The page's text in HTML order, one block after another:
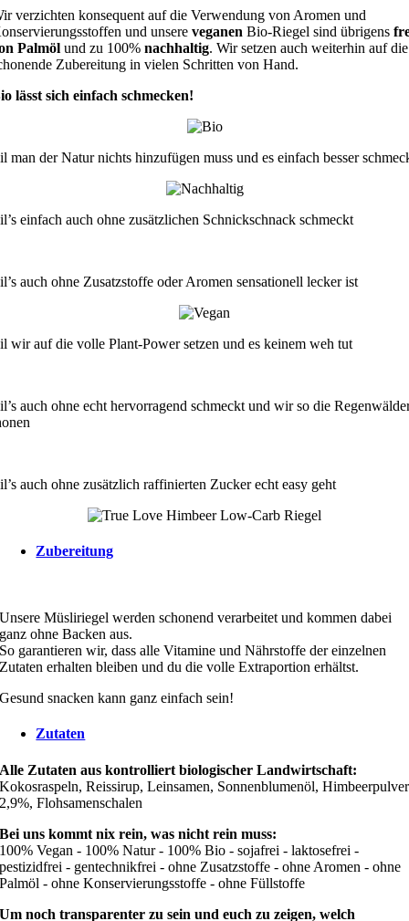
verzichten konsequent auf die Verwendung von Aromen und
und unsereveganenBio-Riegel sind übrigens
Palmöl und zu 100%nachhaltig. Wir setzen auch weiterhin auf die
Zubereitung in vielen Schritten von Hand.
lässt sich einfach schmecken!
man der Natur nichts hinzufügen muss und es einfach besser
einfach auch ohne zusätzlichen Schnickschnack schmeckt
auch ohne Zusatzstoffe oder Aromen sensationell lecker ist
wir auf die volle Plant-Power setzen und es keinem weh tut
auch ohne echt hervorragend schmeckt und wir so die
auch ohne zusätzlich raffinierten Zucker echt easy geht
Zubereitung
Unsere Müsliriegel werden schonend verarbeitet und kommen dabei
ganz ohne Backen aus.
So garantieren wir, dass alle Vitamine und Nährstoffe der einzelnen
Zutaten erhalten bleiben und du die volle Extraportion erhältst.
Gesund snacken kann ganz einfach sein!
Zutaten
Alle Zutaten aus kontrolliert biologischer Landwirtschaft:
Kokosraspeln, Reissirup, Leinsamen, Sonnenblumenöl, Himbeerpulver
2,9%, Flohsamenschalen
Bei uns kommt nix rein, was nicht rein muss:
100% Vegan - 100% Natur - 100% Bio - sojafrei - laktosefrei -
pestizidfrei - gentechnikfrei - ohne Zusatzstoffe - ohne Aromen - ohne
Palmöl - ohne Konservierungsstoffe - ohne Füllstoffe
Um noch transparenter zu sein und euch zu zeigen, welch